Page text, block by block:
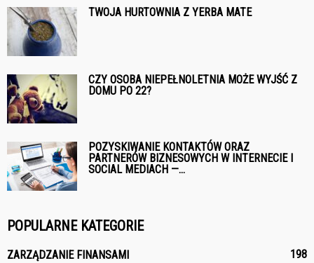
TWOJA HURTOWNIA Z YERBA MATE
CZY OSOBA NIEPEŁNOLETNIA MOŻE WYJŚĆ Z
DOMU PO 22?
POZYSKIWANIE KONTAKTÓW ORAZ
PARTNERÓW BIZNESOWYCH W INTERNECIE I
SOCIAL MEDIACH —...
POPULARNE KATEGORIE
ZARZĄDZANIE FINANSAMI 198